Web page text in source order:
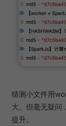
猜测小文件用
大。但毫无疑问
提升。